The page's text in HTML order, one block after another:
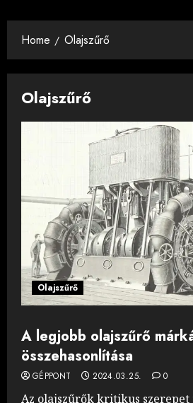
Home Olajszűrő
Olajszűrő
Olajszűrő
A legjobb olajszűrő
összehasonlítása
GÉPPONT 2024.03.25. 0
Az olajszűrők kritikus szerepet